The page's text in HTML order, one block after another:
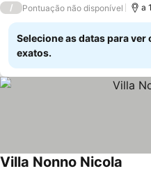
/ Pontuação não disponível a
Selecione as datas para ver
exatos.
Villa Nonno Nicola